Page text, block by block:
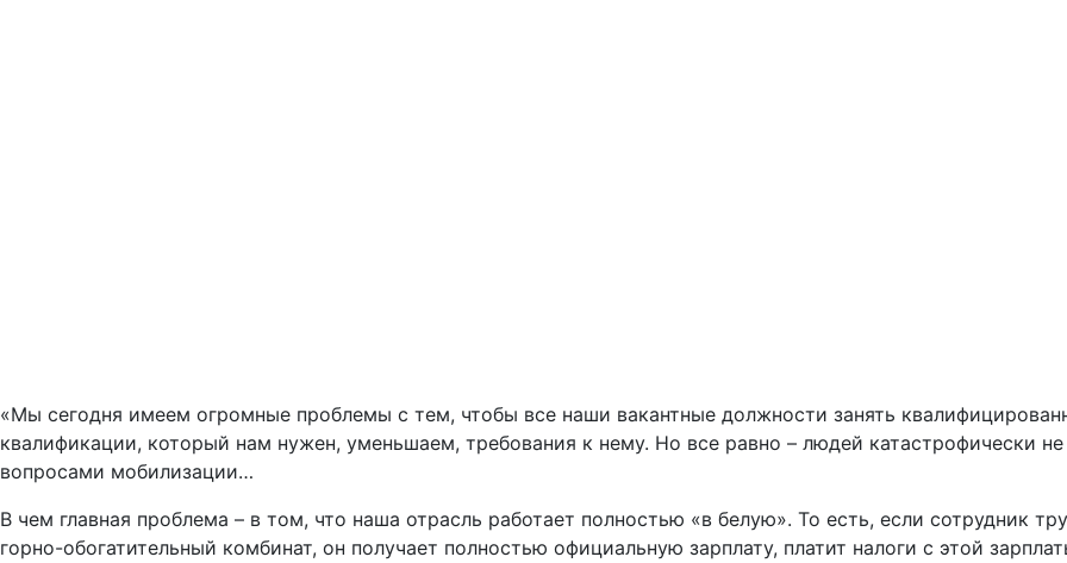
«Мы сегодня имеем огромные проблемы с тем, чтобы все наши вакантные должности занять
квалификации, который нам нужен, уменьшаем, требования к нему. Но все равно – людей катастрофически не
вопросами мобилизации…
В чем главная проблема – в том, что наша отрасль работает полностью «в белую». То есть, если сотрудник
горно-обогатительный комбинат, он получает полностью официальную зарплату, платит налоги с этой